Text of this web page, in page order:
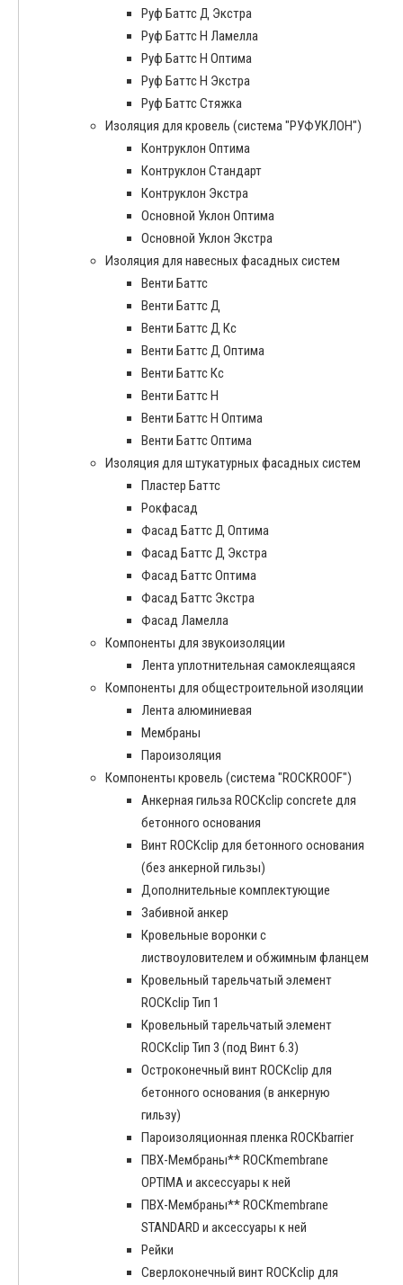
Руф Баттс Д Экстра
Руф Баттс Н Ламелла
Руф Баттс Н Оптима
Руф Баттс Н Экстра
Руф Баттс Стяжка
Изоляция для кровель (система "РУФУКЛОН")
Контруклон Оптима
Контруклон Стандарт
Контруклон Экстра
Основной Уклон Оптима
Основной Уклон Экстра
Изоляция для навесных фасадных систем
Венти Баттс
Венти Баттс Д
Венти Баттс Д Кс
Венти Баттс Д Оптима
Венти Баттс Кс
Венти Баттс Н
Венти Баттс Н Оптима
Венти Баттс Оптима
Изоляция для штукатурных фасадных систем
Пластер Баттс
Рокфасад
Фасад Баттс Д Оптима
Фасад Баттс Д Экстра
Фасад Баттс Оптима
Фасад Баттс Экстра
Фасад Ламелла
Компоненты для звукоизоляции
Лента уплотнительная самоклеящаяся
Компоненты для общестроительной изоляции
Лента алюминиевая
Мембраны
Пароизоляция
Компоненты кровель (система "ROCKROOF")
Анкерная гильза ROCKclip concrete для
бетонного основания
Винт ROCKclip для бетонного основания
(без анкерной гильзы)
Дополнительные комплектующие
Забивной анкер
Кровельные воронки с
листвоуловителем и обжимным фланцем
Кровельный тарельчатый элемент
ROCKclip Тип 1
Кровельный тарельчатый элемент
ROCKclip Тип 3 (под Винт 6.3)
Остроконечный винт ROCKclip для
бетонного основания (в анкерную
гильзу)
Пароизоляционная пленка ROCKbarrier
ПВХ-Мембраны** ROCKmembrane
OPTIMA и аксессуары к ней
ПВХ-Мембраны** ROCKmembrane
STANDARD и аксессуары к ней
Рейки
Сверлоконечный винт ROCKclip для